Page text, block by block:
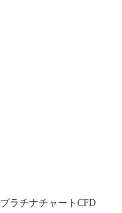
プラチナチャートCFD